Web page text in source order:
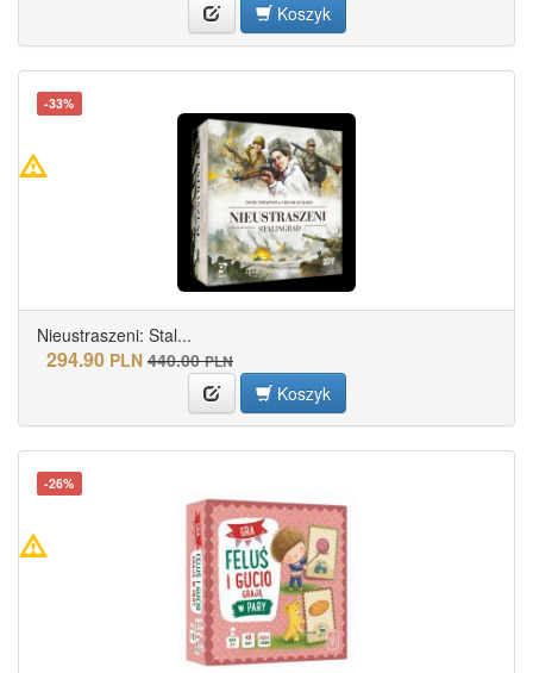
Koszyk
-33%
Nieustraszeni: Stal...
294.90 PLN 440.00 PLN
Koszyk
-26%